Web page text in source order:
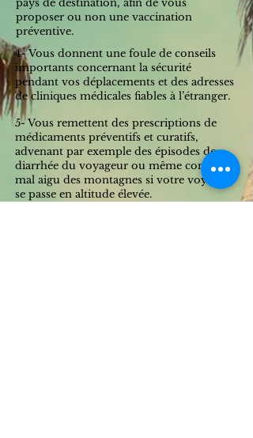
pays de destination, afin de vous
proposer ou non une vaccination
préventive.
4- Vous donnent une foule de conseils
importants concernant la sécurité
pendant vos déplacements et des adresses
de cliniques médicales fiables à l’étranger.
5- Vous remettent des prescriptions de
médicaments préventifs et curatifs,
advenant par exemple des épisodes de
diarrhée du voyageur ou même contre le
mal aigu des montagnes si votre voyage
se passe en altitude élevée.